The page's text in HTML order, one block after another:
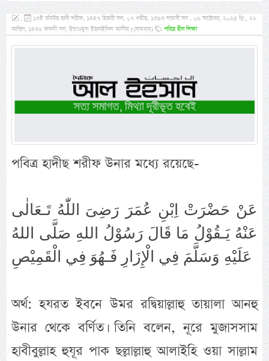
,
১৩ই রবিউছ ছানী শরীফ, ১৪৪৭ হিজরী সন, ০৭ খমীছ, ১৩৯৩ শামসী সন , ০৬ অক্টোবর, ২০২৫ খ্রি:, ২২
আশ্বিন, ১৪৩২ ফসলী সন, ইয়াওমুল ইছনাইনিল আযীম (সোমবার)
পবিত্র দ্বীন শিক্ষা
পবিত্র হাদীছ শরীফ উনার মধ্যে রয়েছে-
عَنْ حَضْرَتْ اِبْنِ عُمَرَ رَضِىَ اللّٰهُ تَـعَالٰى
عَنْهُ يَـقُوْلُ مَا قَالَ رَسُوْلُ اللهِ صَلَّى اللهُ
عَلَيْهِ وَسَلَّمَ فِي الْإِزَارِ فَـهُوَ فِي الْقَمِيْصِ
অর্থ: হযরত ইবনে উমর রদ্বিয়াল্লাহু তায়ালা আনহু
উনার থেকে বর্ণিত। তিনি বলেন, নূরে মুজাসসাম
হাবীবুল্লাহ হুযূর পাক ছল্লাল্লাহু আলাইহি ওয়া সাল্লাম